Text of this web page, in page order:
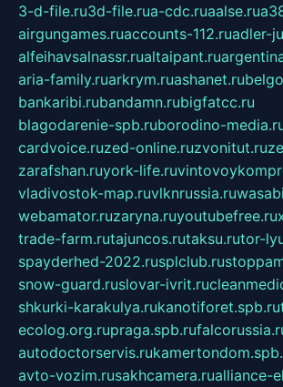
3-d-file.ru3d-file.rua-cdc.ruaalse.ru
airgungames.ruaccounts-112.ruadler-
alfeihavsalnassr.rualtaipant.ru
aria-family.ruarkrym.ruashanet.ru
bankaribi.rubandamn.rubigfatcc.ru
blagodarenie-spb.ruborodino-
cardvoice.ruzed-online.ruzvonitut.ru
zarafshan.ruyork-life.ru
vladivostok-map.ruvlknrussia.ru
webamator.ruzaryna.ruyoutubefree.ru
trade-farm.rutajuncos.rutaksu.rutor-
spayderhed-2022.rusplclub.ru
snow-guard.ruslovar-ivrit.ru
shkurki-karakulya.rukanotiforet.spb.ru
ecolog.org.rupraga.spb.ru
autodoctorservis.ru
avto-vozim.rusakhcamera.rualliance-